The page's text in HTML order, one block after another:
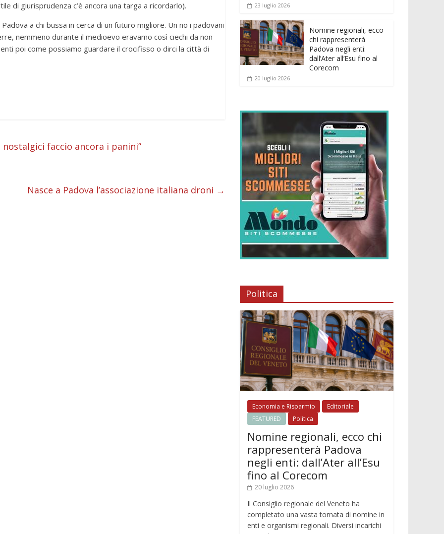
di giurisprudenza c’è ancora una targa a ricordarlo).
a chi bussa in cerca di un futuro migliore. Un no i padovani
nemmeno durante il medioevo eravamo così ciechi da non
poi come possiamo guardare il crocifisso o dirci la città di
nostalgici faccio ancora i panini”
Nasce a Padova l’associazione italiana droni →
23 luglio 2026
Nomine regionali, ecco
chi rappresenterà
Padova negli enti:
dall’Ater all’Esu fino al
Corecom
20 luglio 2026
Politica
Economia e Risparmio
Editoriale
FEATURED
Politica
Nomine regionali, ecco chi
rappresenterà Padova
negli enti: dall’Ater all’Esu
fino al Corecom
20 luglio 2026
Il Consiglio regionale del Veneto ha
completato una vasta tornata di nomine in
enti e organismi regionali. Diversi incarichi